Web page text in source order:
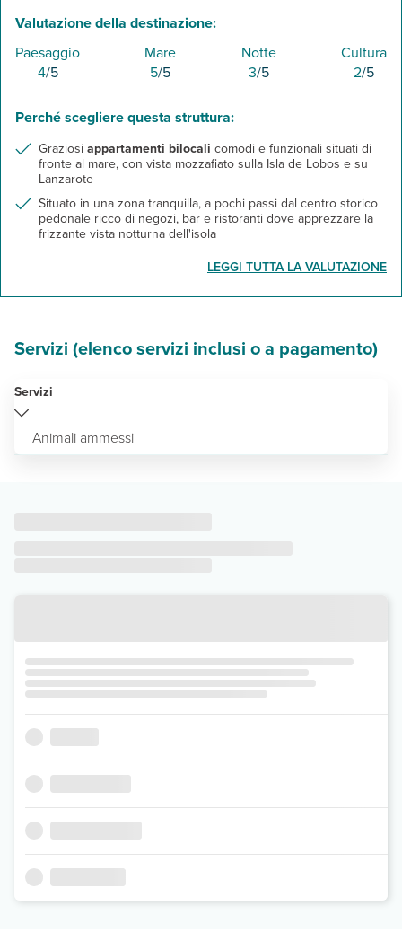
Valutazione della destinazione:
Paesaggio
4/5
Mare
5/5
Notte
3/5
Cultura
2/5
Perché scegliere questa struttura:
Graziosiappartamenti bilocali comodi e funzionali situati di
fronte al mare, con vista mozzafiato sulla Isla de Lobos e su
Lanzarote
Situato in una zona tranquilla, a pochi passi dal centro storico
pedonale ricco di negozi, bar e ristoranti dove apprezzare la
frizzante vista notturna dell'isola
LEGGI TUTTA LA VALUTAZIONE
Servizi (elenco servizi inclusi o a pagamento)
Servizi
Animali ammessi